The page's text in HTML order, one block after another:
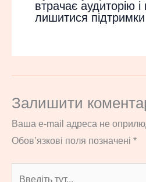
втрачає аудиторію
лишитися підтримки
Залишити
Ваша e-mail адреса не
Обов’язкові поля позначені *